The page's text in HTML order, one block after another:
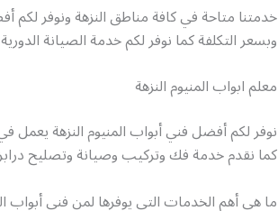
خدمتنا متاحة في كافة مناطق النزهة ونوفر لكم
وبسعر التكلفة كما نوفر لكم خدمة الصيانة
معلم ابواب المنيوم النزهة
نوفر لكم أفضل فني أبواب المنيوم النزهة يعمل
كما نقدم خدمة فك وتركيب وصيانة وتصليح
ما هي أهم الخدمات التي يوفرها لمن فني أبواب